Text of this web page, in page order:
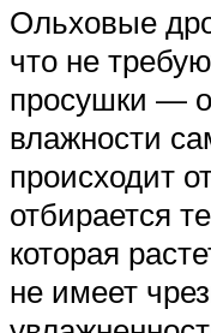
Ольховые
что не
просушки —
влажности
происходит
отбирается
которая
не имеет